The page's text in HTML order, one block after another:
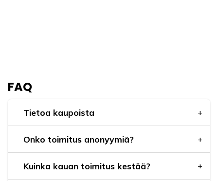
FAQ
Tietoa kaupoista
Onko toimitus anonyymiä?
Kuinka kauan toimitus kestää?